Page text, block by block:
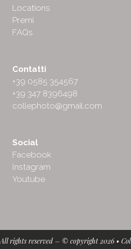
Locations
Premi
FAQs
Contatti
+39 0585 354567
+39 347 8396498
collephoto@gmail.com
Social
Facebook
Instagram
Youtube
All rights reserved – © copyright 2026 •